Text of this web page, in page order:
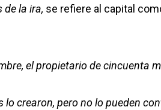
de la ira, se refiere al capital
el propietario de cincuenta
lo crearon, pero no lo pueden